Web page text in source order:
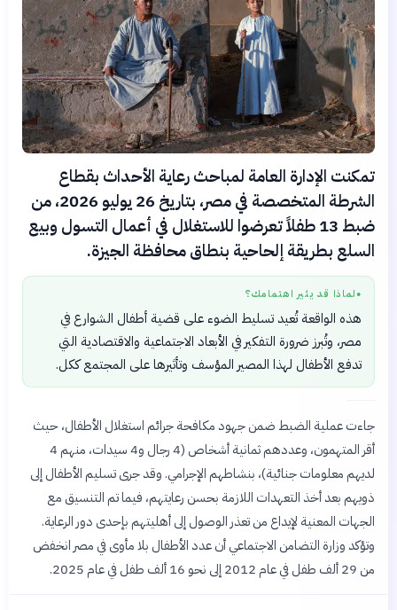
تمكنت الإدارة العامة لمباحث رعاية الأحداث بقطاع
الشرطة المتخصصة في مصر، بتاريخ 26 يوليو 2026، من
ضبط 13 طفلاً تعرضوا للاستغلال في أعمال التسول وبيع
السلع بطريقة إلحاحية بنطاق محافظة الجيزة.
● لماذا قد يثير اهتمامك؟
هذه الواقعة تُعيد تسليط الضوء على قضية أطفال الشوارع في
مصر، وتُبرز ضرورة التفكير في الأبعاد الاجتماعية والاقتصادية التي
تدفع الأطفال لهذا المصير المؤسف وتأثيرها على المجتمع ككل.
جاءت عملية الضبط ضمن جهود مكافحة جرائم استغلال الأطفال، حيث
أقر المتهمون، وعددهم ثمانية أشخاص (4 رجال و4 سيدات، منهم 4
لديهم معلومات جنائية)، بنشاطهم الإجرامي. وقد جرى تسليم الأطفال إلى
ذويهم بعد أخذ التعهدات اللازمة بحسن رعايتهم، فيما تم التنسيق مع
الجهات المعنية لإيداع من تعذر الوصول إلى أهليتهم بإحدى دور الرعاية.
وتؤكد وزارة التضامن الاجتماعي أن عدد الأطفال بلا مأوى في مصر انخفض
من 29 ألف طفل في عام 2012 إلى نحو 16 ألف طفل في عام 2025.